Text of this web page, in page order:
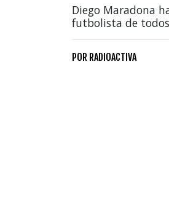
Diego Maradona
futbolista de
POR RADIOACTIVA